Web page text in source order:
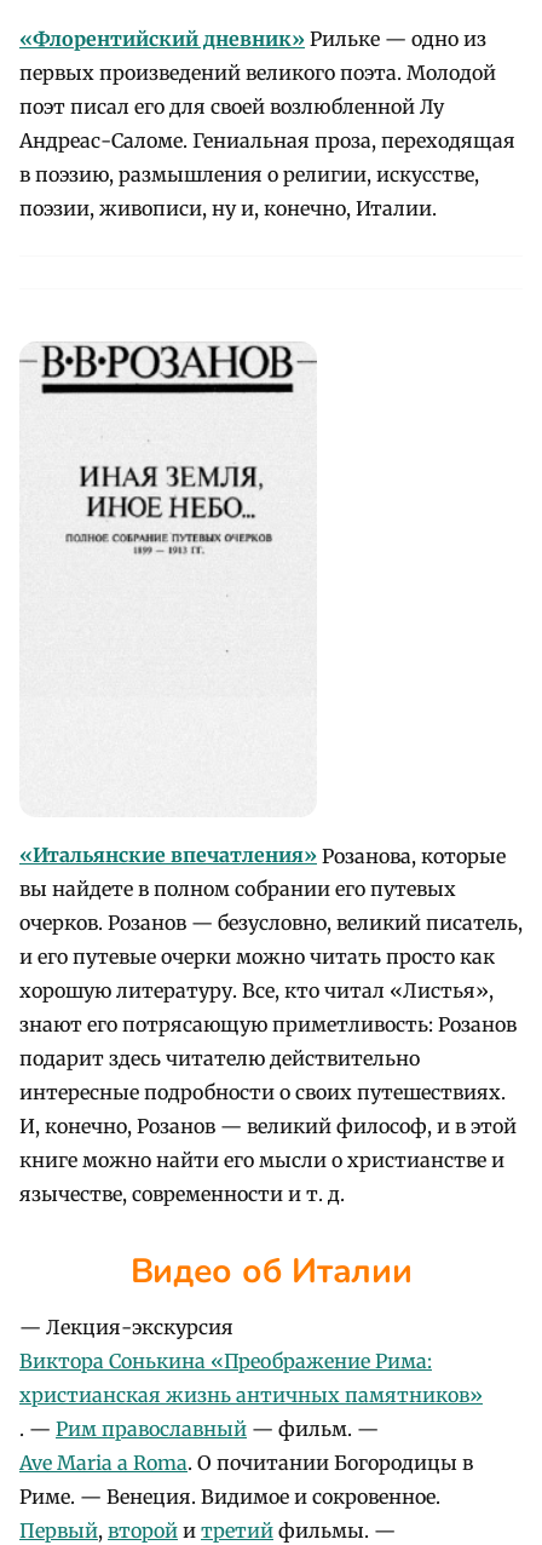
«Флорентийский дневник» Рильке — одно из
первых произведений великого поэта. Молодой
поэт писал его для своей возлюбленной Лу
Андреас-Саломе. Гениальная проза, переходящая
в поэзию, размышления о религии, искусстве,
поэзии, живописи, ну и, конечно, Италии.
«Итальянские впечатления» Розанова, которые
вы найдете в полном собрании его путевых
очерков. Розанов — безусловно, великий писатель,
и его путевые очерки можно читать просто как
хорошую литературу. Все, кто читал «Листья»,
знают его потрясающую приметливость: Розанов
подарит здесь читателю действительно
интересные подробности о своих путешествиях.
И, конечно, Розанов — великий философ, и в этой
книге можно найти его мысли о христианстве и
язычестве, современности и т. д.
Видео об Италии
— Лекция-экскурсия
Виктора Сонькина «Преображение Рима:
христианская жизнь античных памятников»
. — Рим православный — фильм. —
Ave Maria a Roma. О почитании Богородицы в
Риме. — Венеция. Видимое и сокровенное.
Первый, второй и третий фильмы. —